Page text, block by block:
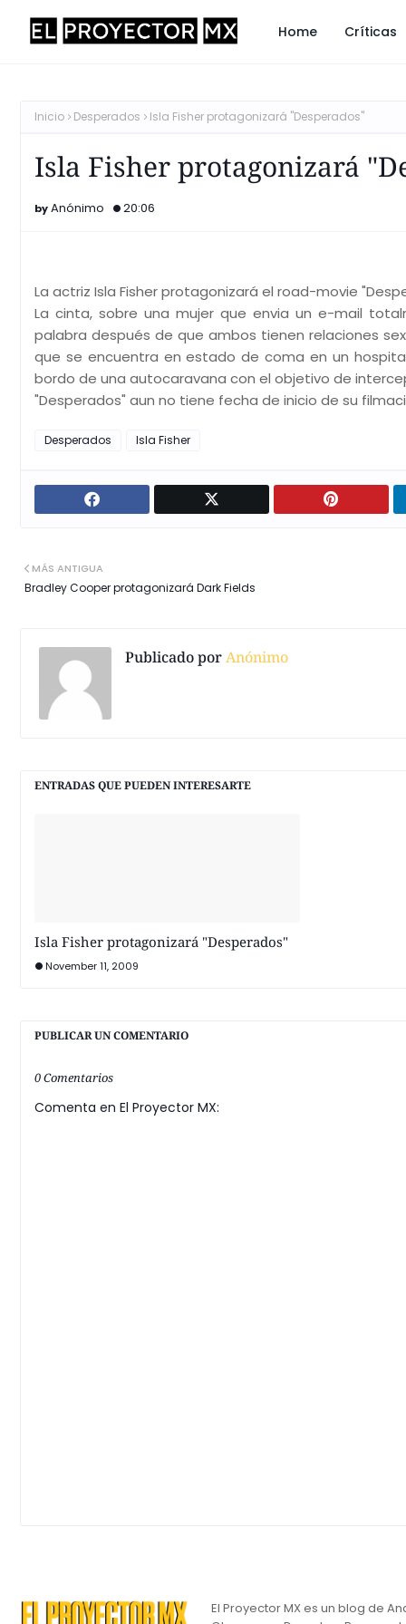
Home Críticas
Inicio Desperados Isla Fisher protagonizará "Desperados"
Isla Fisher protagonizará
Anónimo 20:06
La actriz Isla Fisher protagonizará el road-movie
La cinta, sobre una mujer que envia un e-mail
palabra después de que ambos tienen relaciones
que se encuentra en estado de coma en un
bordo de una autocaravana con el objetivo de
"Desperados" aun no tiene fecha de inicio de su
Desperados Isla Fisher
MÁS ANTIGUA
Bradley Cooper protagonizará Dark Fields
Publicado porAnónimo
ENTRADAS QUE PUEDEN INTERESARTE
Isla Fisher protagonizará "Desperados"
November 11, 2009
PUBLICAR UN COMENTARIO
0 Comentarios
Comenta en El Proyector MX:
El Proyector MX es un blog de